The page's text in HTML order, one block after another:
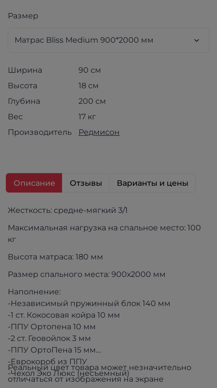
Размер
Ширина
90 см
Высота
18 см
Глубина
200 см
Вес
17 кг
Производитель
Редмисон
Описание Отзывы Варианты и цены
Жесткость: средне-мягкий 3/1
Максимальная нагрузка на спальное место: 100
кг
Высота матраса: 180 мм
Размер спального места: 900х2000 мм
Наполнение:
-Независимый пружинный блок 140 мм
-1 ст. Кокосовая койра 10 мм
-ППУ Ортопена 10 мм
-2 ст. Геовойлок 3 мм
-ППУ ОртоПена 15 мм
-Еврокороб из ППУ
-Чехол Эко Люкс (несъемный)
Реальный цвет товара может незначительно
отличаться от изображения на экране